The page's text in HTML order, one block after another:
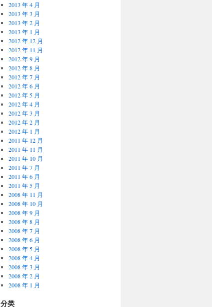
2013 年 4 月
2013 年 3 月
2013 年 2 月
2013 年 1 月
2012 年 12 月
2012 年 11 月
2012 年 9 月
2012 年 8 月
2012 年 7 月
2012 年 6 月
2012 年 5 月
2012 年 4 月
2012 年 3 月
2012 年 2 月
2012 年 1 月
2011 年 12 月
2011 年 11 月
2011 年 10 月
2011 年 7 月
2011 年 6 月
2011 年 5 月
2008 年 11 月
2008 年 10 月
2008 年 9 月
2008 年 8 月
2008 年 7 月
2008 年 6 月
2008 年 5 月
2008 年 4 月
2008 年 3 月
2008 年 2 月
2008 年 1 月
分类